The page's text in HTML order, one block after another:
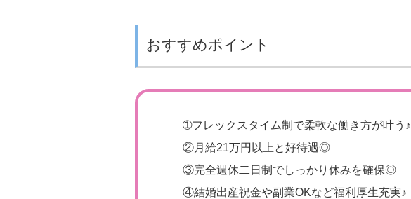
おすすめポイント
➀フレックスタイム制で柔軟な働き方が叶う♪
②月給21万円以上と好待遇◎
③完全週休二日制でしっかり休みを確保◎
④結婚出産祝金や副業OKなど福利厚生充実♪